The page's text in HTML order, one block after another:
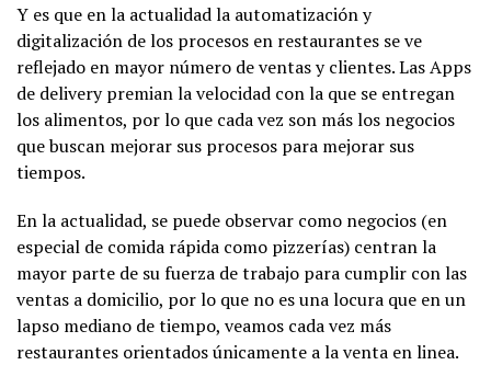
Y es que en la actualidad la automatización y
digitalización de los procesos en restaurantes se ve
reflejado en mayor número de ventas y clientes. Las Apps
de delivery premian la velocidad con la que se entregan
los alimentos, por lo que cada vez son más los negocios
que buscan mejorar sus procesos para mejorar sus
tiempos.
En la actualidad, se puede observar como negocios (en
especial de comida rápida como pizzerías) centran la
mayor parte de su fuerza de trabajo para cumplir con las
ventas a domicilio, por lo que no es una locura que en un
lapso mediano de tiempo, veamos cada vez más
restaurantes orientados únicamente a la venta en linea.